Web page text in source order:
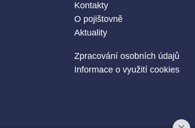
Kontakty
O pojištovně
Aktuality
Zpracování osobních údajů
Informace o využití cookies